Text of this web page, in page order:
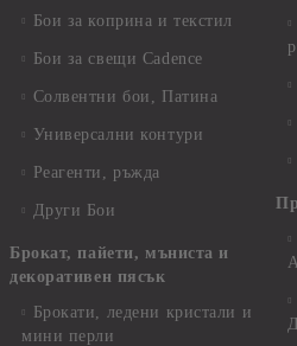
Бои за коприна и текстил
Бои за свещи Cadence
Солвентни бои, Патина
Универсални контури
Реагенти, ръжда
Други Бои
Брокат, пайети, мъниста и
декоративен пясък
Брокати, ледени кристали и
мини перли